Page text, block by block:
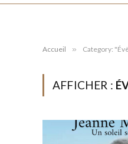
Accueil » Category:
AFFICHER :